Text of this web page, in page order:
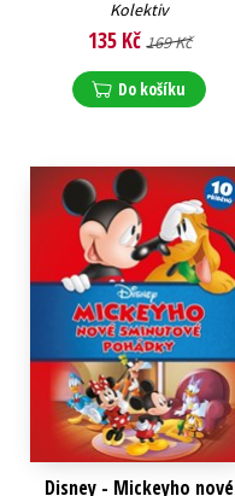
Kolektiv
135 Kč 169 Kč
Do košíku
Disney - Mickeyho nové